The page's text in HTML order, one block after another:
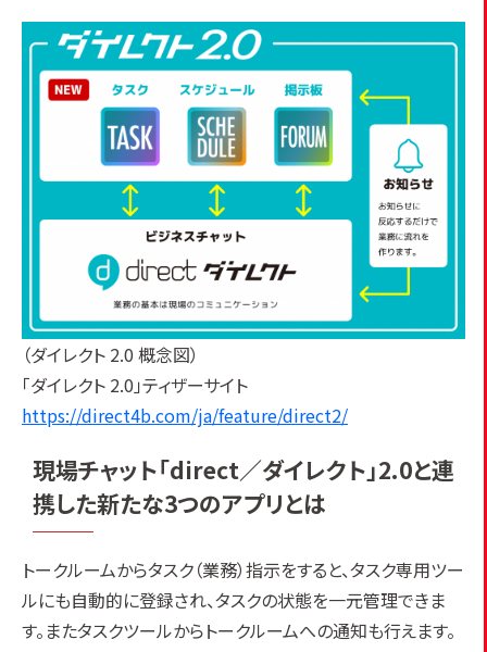
（ダイレクト 2.0 概念図）
「ダイレクト 2.0」ティザーサイト
https://direct4b.com/ja/feature/direct2/
現場チャット「direct／ダイレクト」2.0と連
携した新たな3つのアプリとは
トークルームからタスク（業務）指示をすると、タスク専用ツー
ルにも自動的に登録され、タスクの状態を一元管理できま
す。またタスクツールからトークルームへの通知も行えます。